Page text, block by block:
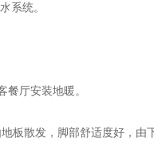
生动态
系统。
厅安装地暖。
散发，脚部舒适度好，由